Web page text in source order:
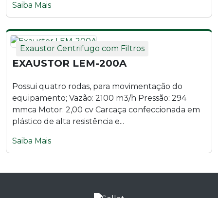
Saiba Mais
Exaustor Centrifugo com Filtros
EXAUSTOR LEM-200A
Possui quatro rodas, para movimentação do
equipamento; Vazão: 2100 m3/h Pressão: 294
mmca Motor: 2,00 cv Carcaça confeccionada em
plástico de alta resistência e...
Saiba Mais